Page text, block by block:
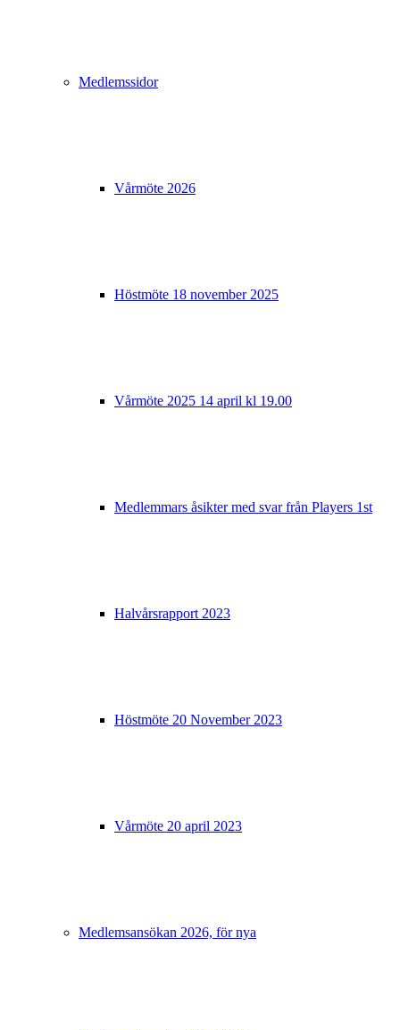
Medlemssidor
Vårmöte 2026
Höstmöte 18 november 2025
Vårmöte 2025 14 april kl 19.00
Medlemmars åsikter med svar från Players 1st
Halvårsrapport 2023
Höstmöte 20 November 2023
Vårmöte 20 april 2023
Medlemsansökan 2026, för nya